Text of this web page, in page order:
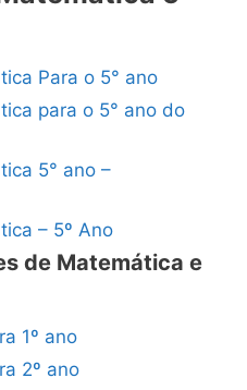
Para o 5° ano
para o 5° ano do
5° ano –
– 5º Ano
de Matemática e
1º ano
2º ano